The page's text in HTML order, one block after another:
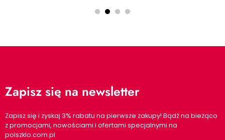
Zapisz się na newsletter
Zapisz się i zyskaj 3% rabatu na pierwsze zakupy! Bądź na bieżąco
z promocjami, nowościami i ofertami specjalnymi na
polszklo.com.pl